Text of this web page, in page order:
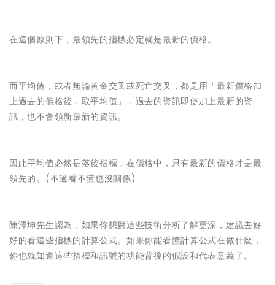
在這個原則下，最領先的指標必定就是最新的價格。
而平均值，或者無論黃金交叉或死亡交叉，都是用「最新價格加
上過去的價格後，取平均值」，過去的資訊即使加上最新的資
訊，也不會領新最新的資訊。
因此平均值必然是落後指標，在價格中，只有最新的價格才是最
領先的。(不過看不懂也沒關係)
陳澤坤先生認為，如果你想對這些技術分析了解更深，建議去好
好的看這些指標的計算公式。如果你能看懂計算公式在做什麼，
你也就知道這些指標和訊號的功能背後的假設和代表意義了。